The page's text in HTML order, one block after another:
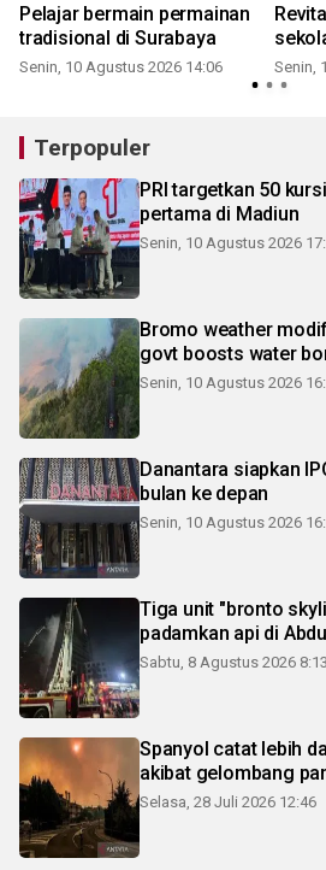
Pelajar bermain permainan
tradisional di Surabaya
Senin, 10 Agustus 2026 14:06 Senin,
Terpopuler
PRI targetkan 50
pertama di Madiun
Senin, 10 Agustus 2026
Bromo weather
govt boosts water
Senin, 10 Agustus 2026
Danantara siapkan
bulan ke depan
Senin, 10 Agustus 2026
Tiga unit "bronto
padamkan api di
Sabtu, 8 Agustus 2026 8:13
Spanyol catat lebih
akibat gelombang
Selasa, 28 Juli 2026 12:46